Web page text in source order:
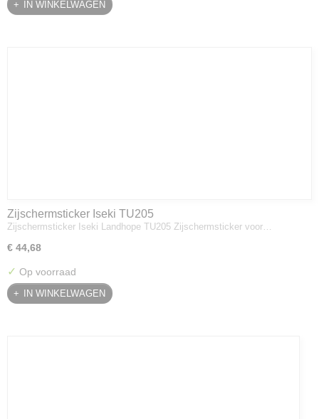
IN WINKELWAGEN
Zijschermsticker Iseki TU205
Zijschermsticker Iseki Landhope TU205 Zijschermsticker voor…
€ 44,68
✓ Op voorraad
IN WINKELWAGEN